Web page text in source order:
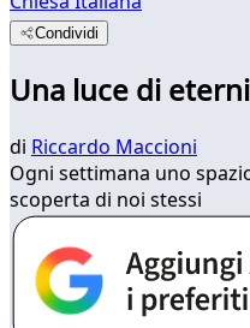
Condividi
Una luce di
di Riccardo Maccioni
Ogni settimana uno
scoperta di noi stessi